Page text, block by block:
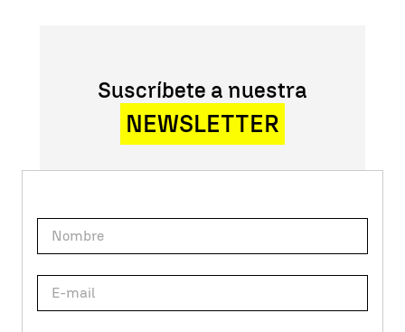
Suscríbete a nuestra
NEWSLETTER